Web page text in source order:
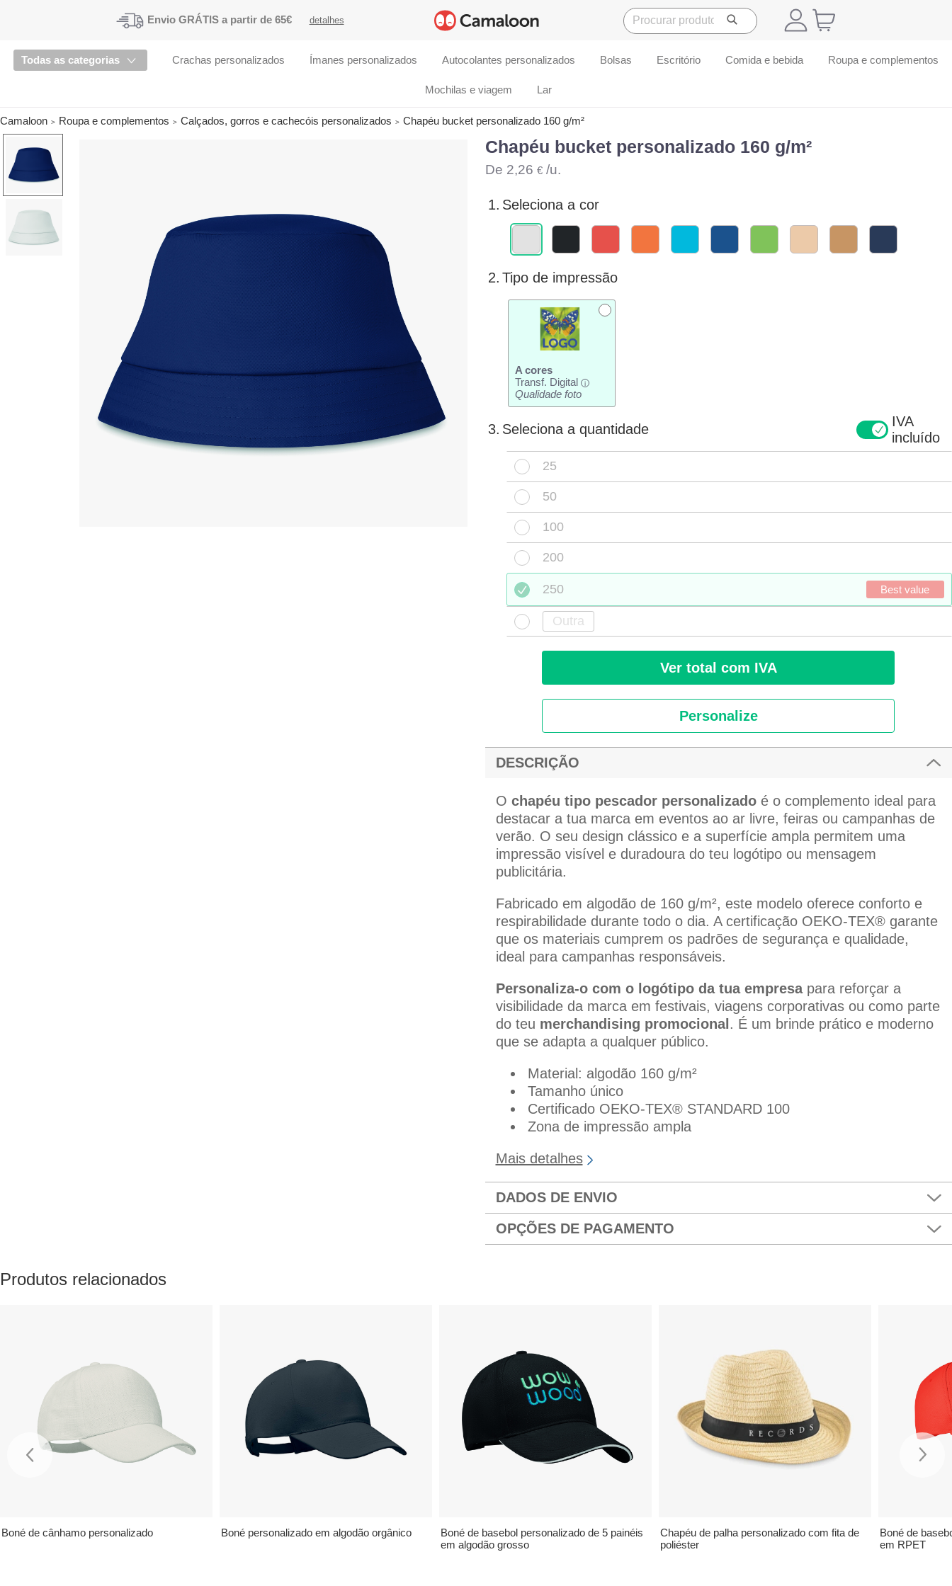
Envio GRÁTIS a partir de 65€ detalhes
Todas as categorias Crachas personalizados Ímanes personalizados Autocolantes personalizados Bolsas Escritório Comida e bebida Roupa e complementos
Mochilas e viagem Lar
Camaloon Roupa e complementos Calçados, gorros e cachecóis personalizados Chapéu bucket personalizado 160 g/m²
Chapéu bucket personalizado 160 g/m²
De 2,26 €/u.
1. Seleciona a cor
2. Tipo de impressão
A cores
Transf. Digital
i
Qualidade foto
3. Seleciona a quantidade
IVA
incluído
25
50
100
200
250 Best value
Ver total com IVA
Personalize
DESCRIÇÃO
O chapéu tipo pescador personalizadoé o complemento ideal para
destacar a tua marca em eventos ao ar livre, feiras ou campanhas de
verão. O seu design clássico e a superfície ampla permitem uma
impressão visível e duradoura do teu logótipo ou mensagem
publicitária.
Fabricado em algodão de 160 g/m², este modelo oferece conforto e
respirabilidade durante todo o dia. A certificação OEKO-TEX® garante
que os materiais cumprem os padrões de segurança e qualidade,
ideal para campanhas responsáveis.
Personaliza-o com o logótipo da tua empresapara reforçar a
visibilidade da marca em festivais, viagens corporativas ou como parte
do teu merchandising promocional . É um brinde prático e moderno
que se adapta a qualquer público.
Material: algodão 160 g/m²
Tamanho único
Certificado OEKO-TEX® STANDARD 100
Zona de impressão ampla
Mais detalhes
DADOS DE ENVIO
OPÇÕES DE PAGAMENTO
Produtos relacionados
Boné de cânhamo personalizado Boné personalizado em algodão orgânico
Boné de basebol personalizado de 5 painéis
em algodão grosso
Chapéu de palha personalizado com fita de
poliéster
Boné de
em RPET